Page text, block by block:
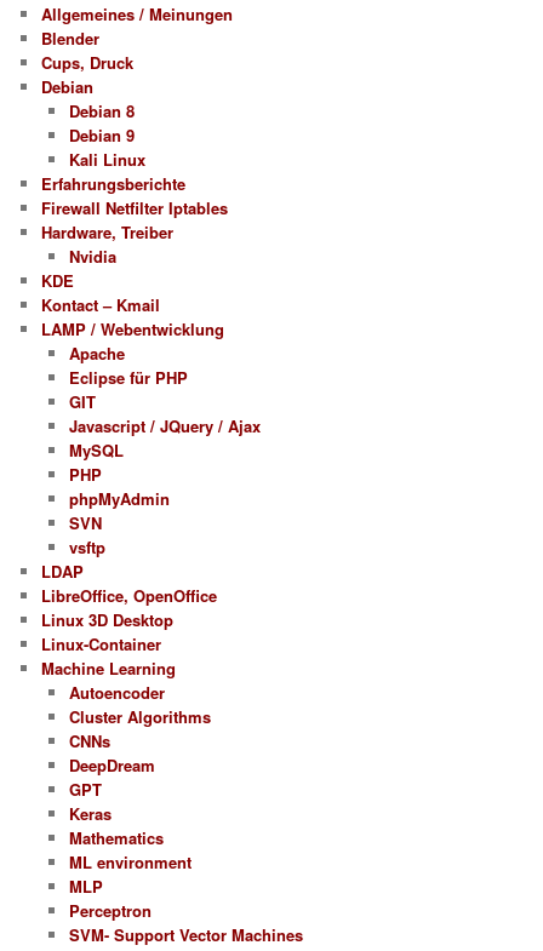
Allgemeines / Meinungen
Blender
Cups, Druck
Debian
Debian 8
Debian 9
Kali Linux
Erfahrungsberichte
Firewall Netfilter Iptables
Hardware, Treiber
Nvidia
KDE
Kontact – Kmail
LAMP / Webentwicklung
Apache
Eclipse für PHP
GIT
Javascript / JQuery / Ajax
MySQL
PHP
phpMyAdmin
SVN
vsftp
LDAP
LibreOffice, OpenOffice
Linux 3D Desktop
Linux-Container
Machine Learning
Autoencoder
Cluster Algorithms
CNNs
DeepDream
GPT
Keras
Mathematics
ML environment
MLP
Perceptron
SVM- Support Vector Machines